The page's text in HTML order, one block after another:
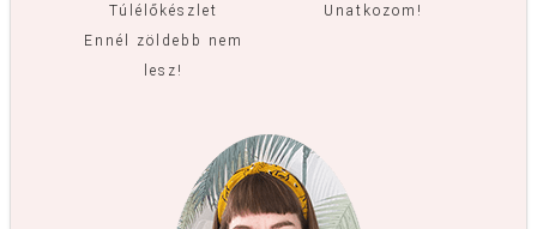
Túlélőkészlet
Ennél zöldebb nem
lesz!
Unatkozom!